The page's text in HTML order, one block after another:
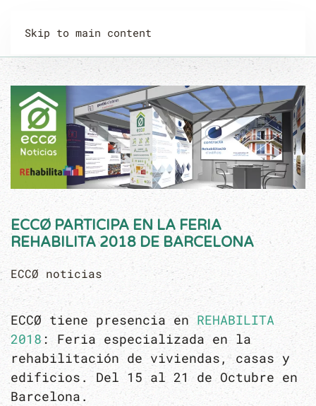
Skip to main content
ECCØ PARTICIPA EN LA FERIA
REHABILITA 2018 DE BARCELONA
ECCØ noticias
ECCØ tiene presencia en REHABILITA
2018: Feria especializada en la
rehabilitación de viviendas, casas y
edificios. Del 15 al 21 de Octubre en
Barcelona.